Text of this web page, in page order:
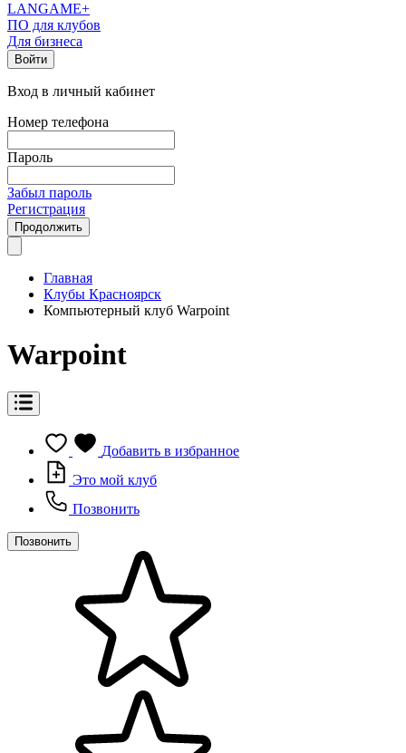
LANGAME+
ПО для клубов
Для бизнеса
Войти
Вход в личный кабинет
Номер телефона
Пароль
Забыл пароль
Регистрация
Продолжить
Главная
Клубы Красноярск
Компьютерный клуб Warpoint
Warpoint
Добавить в избранное
Это мой клуб
Позвонить
Позвонить